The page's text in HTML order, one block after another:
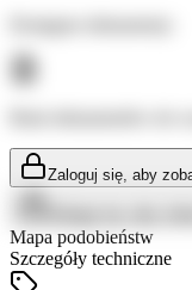
Zaloguj się, aby
Mapa podobieństw
Szczegóły techniczne